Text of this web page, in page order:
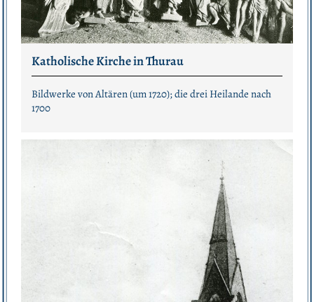
Katholische Kirche in Thurau
Bildwerke von Altären (um 1720); die drei Heilande nach
1700